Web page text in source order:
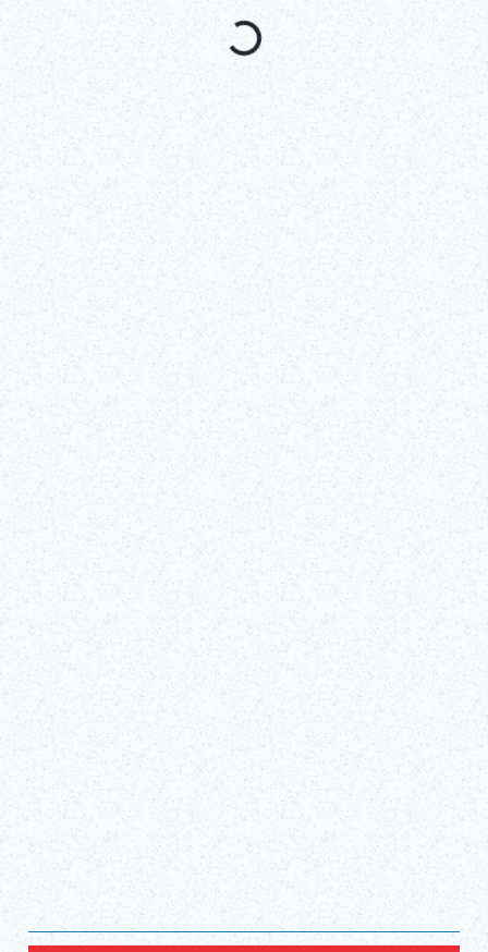
Sat, Apr 4, 2026 - Mon, Nov 30, 2026
Shinagawa Prince Hotel club eX
Obtenir des billets !
Afficher tout